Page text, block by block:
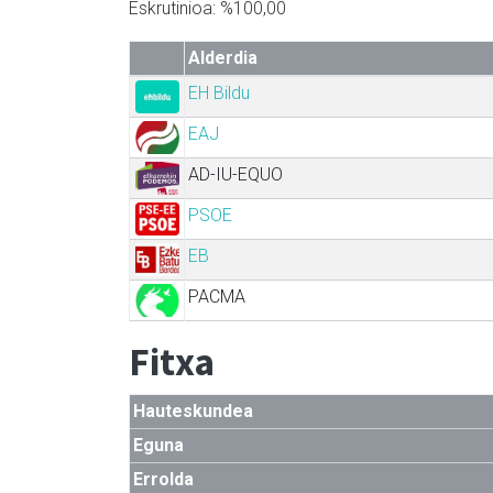
Eskrutinioa: %100,00
Alderdia
EH Bildu
EAJ
AD-IU-EQUO
PSOE
EB
PACMA
Fitxa
Hauteskundea
Eguna
Errolda